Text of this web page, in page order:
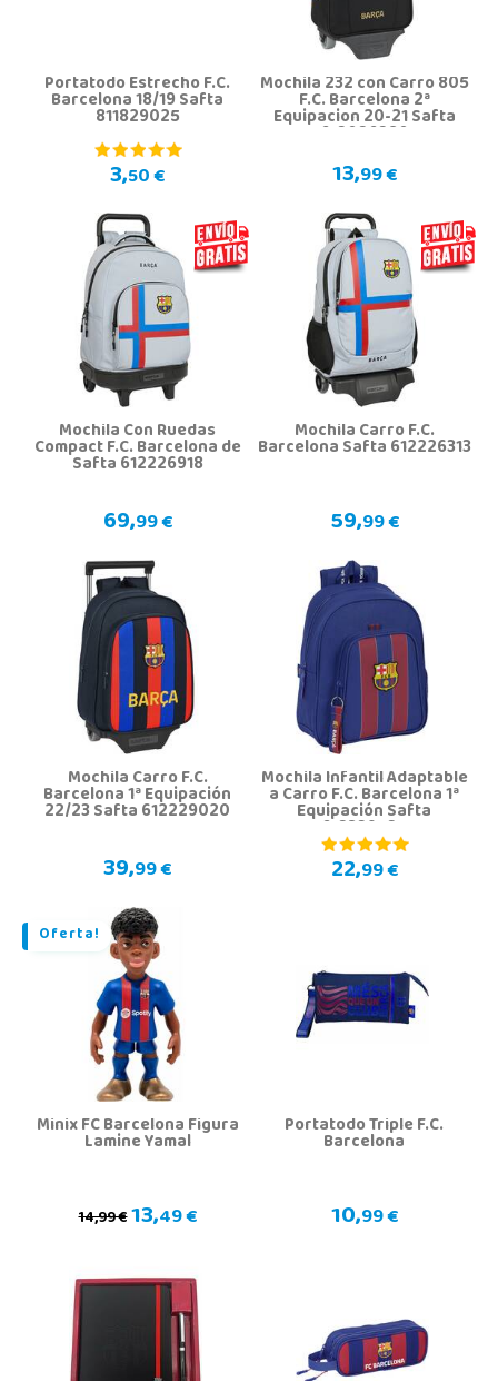
Portatodo Estrecho F.C.
Barcelona 18/19 Safta
811829025
3,50 €
Mochila 232 con Carro 805
F.C. Barcelona 2ª
Equipacion 20-21 Safta
612026280
13,99 €
Mochila Con Ruedas
Compact F.C. Barcelona de
Safta 612226918
69,99 €
Mochila Carro F.C.
Barcelona Safta 612226313
59,99 €
Mochila Carro F.C.
Barcelona 1ª Equipación
22/23 Safta 612229020
39,99 €
Mochila Infantil Adaptable
a Carro F.C. Barcelona 1ª
Equipación Safta
612329524
22,99 €
Oferta!
Minix FC Barcelona Figura
Lamine Yamal
14,99 €13,49 €
Portatodo Triple F.C.
Barcelona
10,99 €